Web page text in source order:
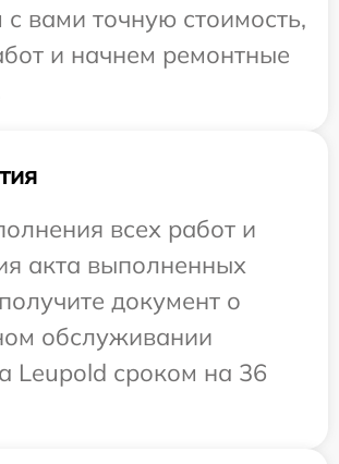
с вами точную стоимость,
и начнем ремонтные
всех работ и
акта выполненных
документ о
обслуживании
Leupold сроком на 36